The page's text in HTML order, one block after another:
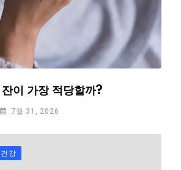
이 가장 적당할까?
7월 31, 2026
강